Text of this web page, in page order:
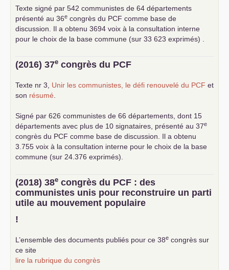
Texte signé par 542 communistes de 64 départements
présenté au 36e congrès du PCF comme base de
discussion. Il a obtenu 3694 voix à la consultation interne
pour le choix de la base commune (sur 33 623 exprimés) .
(2016) 37e congrès du PCF
Texte nr 3, Unir les communistes, le défi renouvelé du PCF et
son résumé
Signé par 626 communistes de 66 départements, dont 15
départements avec plus de 10 signataires, présenté au 37e
congrès du PCF comme base de discussion. Il a obtenu
3.755 voix à la consultation interne pour le choix de la base
commune (sur 24.376 exprimés).
(2018) 38e congrès du PCF : des
communistes unis pour reconstruire un parti
utile au mouvement populaire
!
L’ensemble des documents publiés pour ce 38e congrès sur
ce site
lire la rubrique du congrès